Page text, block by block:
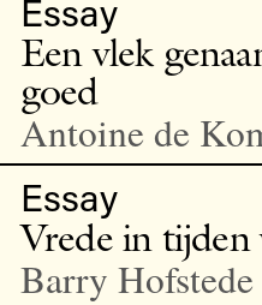
Essay
Een vlek
goed
Antoine de
Essay
Vrede in
Barry Hofstede